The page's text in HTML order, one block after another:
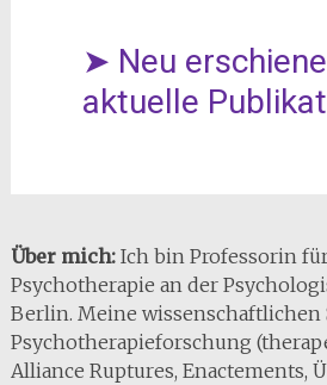
➤ Neu
aktuelle
Über mich:Ich bin Professorin
Psychotherapie an der
Berlin. Meine
Psychotherapieforschung
Alliance Ruptures, Enactements,